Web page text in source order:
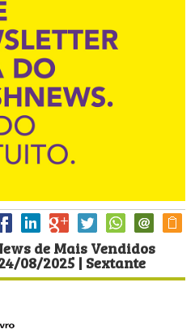
de Mais Vendidos
08/2025 | Sextante